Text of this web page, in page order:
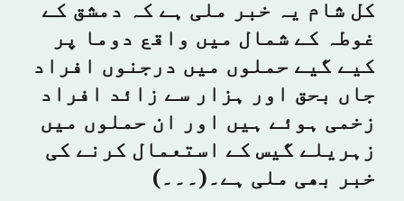
کل شام یہ خبر ملی ہے کہ دمشق کے
غوطہ کے شمال میں واقع دوما پر
کیے گیے حملوں میں درجنوں افراد
جاں بحق اور ہزار سے زائد افراد
زخمی ہوئے ہیں اور ان حملوں میں
زہریلے گیس کے استعمال کرنے کی
خبر بھی ملی ہے۔(۔۔۔)